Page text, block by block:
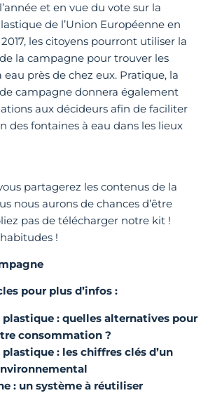
et en vue du vote sur la
de l’Union Européenne en
les citoyens pourront utiliser la
la campagne pour trouver les
eau près de chez eux. Pratique, la
campagne donnera également
aux décideurs afin de faciliter
des fontaines à eau dans les lieux
partagerez les contenus de la
nous aurons de chances d’être
pas de télécharger notre kit !
!
pour plus d’infos :
: quelles alternatives pour
consommation ?
: les chiffres clés d’un
: un système à réutiliser